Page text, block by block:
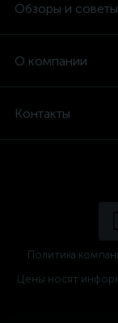
Обзоры и советы
О компании
Контакты
Политика
Цены носят